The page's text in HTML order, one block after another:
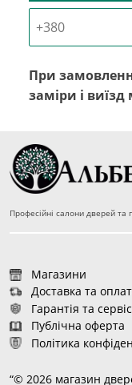
При
заміри і
Професійні салони дверей та
Магазини
Доставка та
Гарантія та сервіс
Публічна оферта
Політика
“© 2026 магазин